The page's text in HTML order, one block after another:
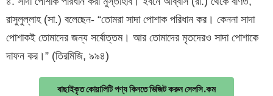
রাসুলুল্লাহ (সা.) বলেছেন- “তোমরা সাদা পোশাক পরিধান কর। কেননা সাদা
পোশাকই তোমাদের জন্য সর্বোত্তম। আর তোমাদের মৃতদেরও সাদা পোশাকে
দাফন কর।” (তিরমিজি, ৯৯৪)
বাছাইকৃত কোয়ালিটি পণ্য কিনতে ভিজিট করুন সেলসি.কম